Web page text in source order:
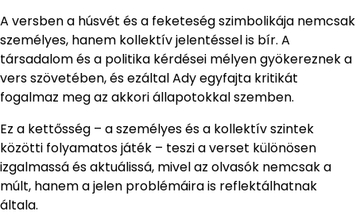
A versben a húsvét és a feketeség szimbolikája nemcsak
személyes, hanem kollektív jelentéssel is bír. A
társadalom és a politika kérdései mélyen gyökereznek a
vers szövetében, és ezáltal Ady egyfajta kritikát
fogalmaz meg az akkori állapotokkal szemben.
Ez a kettősség – a személyes és a kollektív szintek
közötti folyamatos játék – teszi a verset különösen
izgalmassá és aktuálissá, mivel az olvasók nemcsak a
múlt, hanem a jelen problémáira is reflektálhatnak
általa.